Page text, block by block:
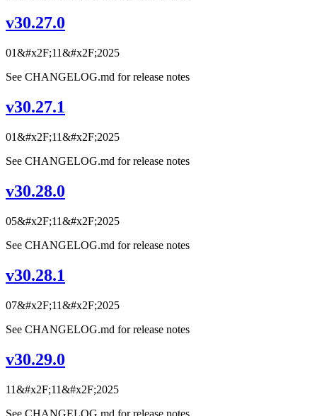
v30.27.0
01&#x2F;11&#x2F;2025
See CHANGELOG.md for release notes
v30.27.1
01&#x2F;11&#x2F;2025
See CHANGELOG.md for release notes
v30.28.0
05&#x2F;11&#x2F;2025
See CHANGELOG.md for release notes
v30.28.1
07&#x2F;11&#x2F;2025
See CHANGELOG.md for release notes
v30.29.0
11&#x2F;11&#x2F;2025
See CHANGELOG.md for release notes